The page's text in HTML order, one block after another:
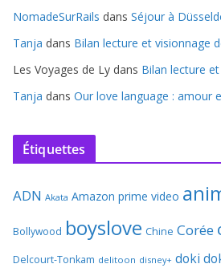
NomadeSurRails dans Séjour à
Tanja dans Bilan lecture et visionnage
Les Voyages de Ly dans Bilan lecture
Tanja dans Our love language : amour
Étiquettes
ADN Akata Amazon prime video
Bollywood boyslove Chine Corée
Delcourt-Tonkam delitoon disney+ doki